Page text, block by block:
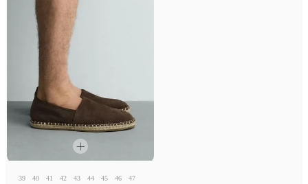
39 40 41 42 43 44 45 46 47